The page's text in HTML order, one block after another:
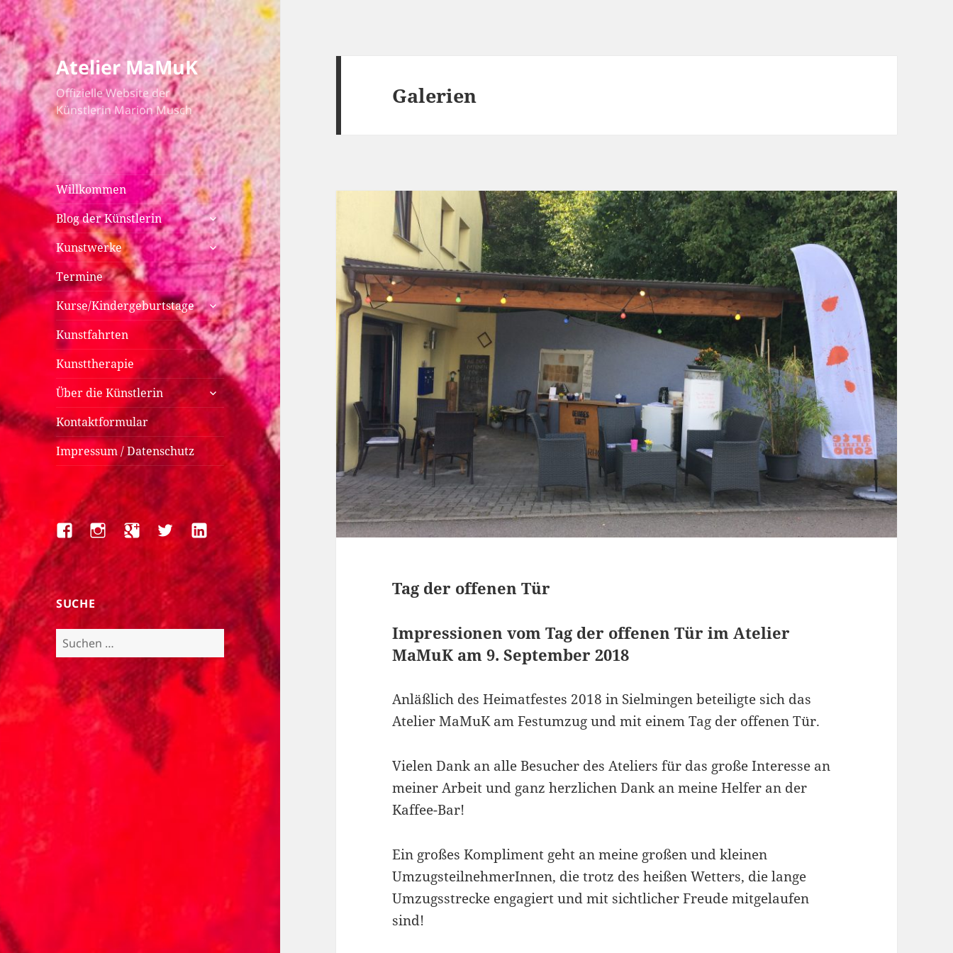
Atelier MaMuK
Offizielle Website der
Künstlerin Marion Musch
Willkommen
Blog der Künstlerin
untermenü
anzeigen
Kunstwerke
untermenü
anzeigen
Termine
Kurse/Kindergeburtstage untermenü
anzeigen
Kunstfahrten
Kunsttherapie
Über die Künstlerin
untermenü
anzeigen
Kontaktformular
Impressum / Datenschutz
FacebookInstagramGoogle+TwitterLinkedIn
SUCHE
Suchen
nach:
Galerien
Tag der offenen Tür
Impressionen vom Tag der offenen Tür im Atelier
MaMuK am 9. September 2018
Anläßlich des Heimatfestes 2018 in Sielmingen beteiligte sich das
Atelier MaMuK am Festumzug und mit einem Tag der offenen Tür.
Vielen Dank an alle Besucher des Ateliers für das große Interesse an
meiner Arbeit und ganz herzlichen Dank an meine Helfer an der
Kaffee-Bar!
Ein großes Kompliment geht an meine großen und kleinen
UmzugsteilnehmerInnen, die trotz des heißen Wetters, die lange
Umzugsstrecke engagiert und mit sichtlicher Freude mitgelaufen
sind!